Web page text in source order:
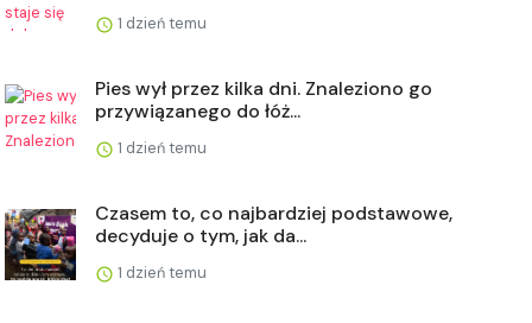
1 dzień temu
Pies wył przez kilka dni. Znaleziono go
przywiązanego do łóż...
1 dzień temu
Czasem to, co najbardziej podstawowe,
decyduje o tym, jak da...
1 dzień temu